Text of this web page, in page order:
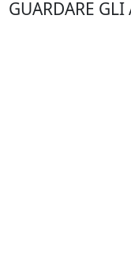
GUARDARE GLI